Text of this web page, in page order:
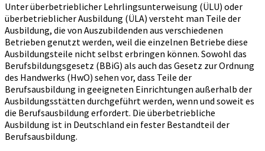
Unter überbetrieblicher Lehrlingsunterweisung (ÜLU) oder
überbetrieblicher Ausbildung (ÜLA) versteht man Teile der
Ausbildung, die von Auszubildenden aus verschiedenen
Betrieben genutzt werden, weil die einzelnen Betriebe diese
Ausbildungsteile nicht selbst erbringen können. Sowohl das
Berufsbildungsgesetz (BBiG) als auch das Gesetz zur Ordnung
des Handwerks (HwO) sehen vor, dass Teile der
Berufsausbildung in geeigneten Einrichtungen außerhalb der
Ausbildungsstätten durchgeführt werden, wenn und soweit es
die Berufsausbildung erfordert. Die überbetriebliche
Ausbildung ist in Deutschland ein fester Bestandteil der
Berufsausbildung.